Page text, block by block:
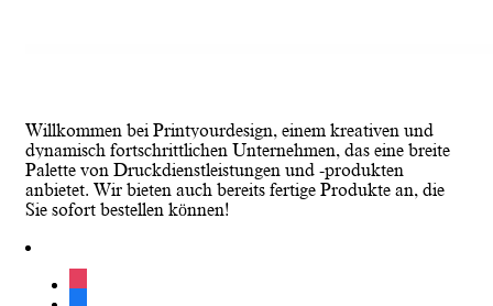
Willkommen bei Printyourdesign, einem kreativen und
dynamisch fortschrittlichen Unternehmen, das eine breite
Palette von Druckdienstleistungen und -produkten
anbietet. Wir bieten auch bereits fertige Produkte an, die
Sie sofort bestellen können!
instagram